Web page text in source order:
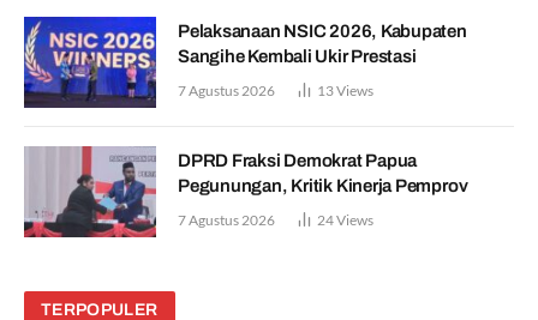
Pelaksanaan NSIC 2026, Kabupaten
Sangihe Kembali Ukir Prestasi
7 Agustus 2026 13Views
DPRD Fraksi Demokrat Papua
Pegunungan, Kritik Kinerja Pemprov
7 Agustus 2026 24Views
TERPOPULER